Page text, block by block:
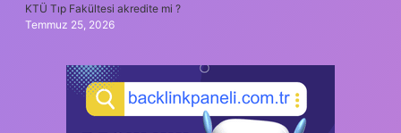
KTÜ Tıp Fakültesi akredite mi ?
Temmuz 25, 2026